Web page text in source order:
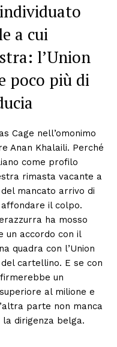
a cui
l’Union
poco più di
Cage nell’omonimo
Anan Khalaili. Perché
come profilo
rimasta vacante a
mancato arrivo di
il colpo.
ha mosso
un accordo con il
quadra con l’Union
cartellino. E se con
un
al milione e
parte non manca
dirigenza belga.